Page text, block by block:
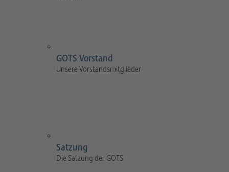
GOTS Vorstand
Unsere Vorstandsmitglieder
Satzung
Die Satzung der GOTS